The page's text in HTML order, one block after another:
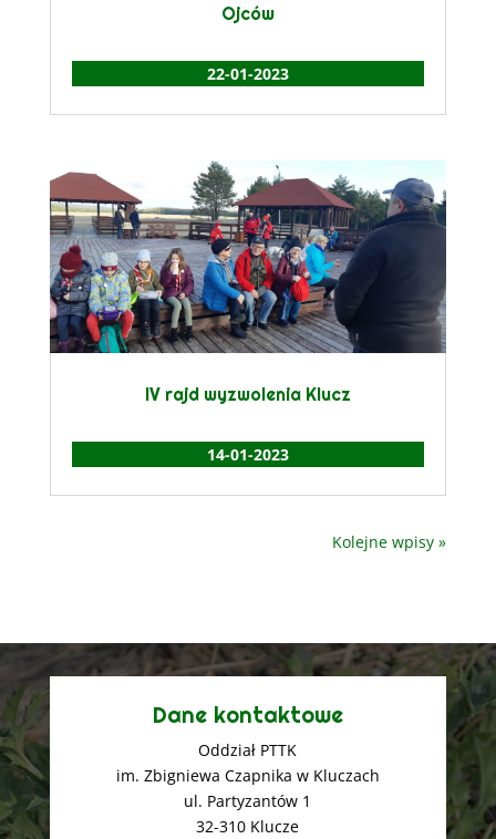
Ojców
22-01-2023
IV rajd wyzwolenia Klucz
14-01-2023
Kolejne wpisy »
Dane kontaktowe
Oddział PTTK
im. Zbigniewa Czapnika w Kluczach
ul. Partyzantów 1
32-310 Klucze